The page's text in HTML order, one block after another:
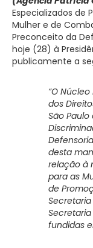
Especializados de
Mulher e de
Preconceito da
hoje (28) à
publicamente a
“O
dos
São
desta
relação à
para as
de
fundidas